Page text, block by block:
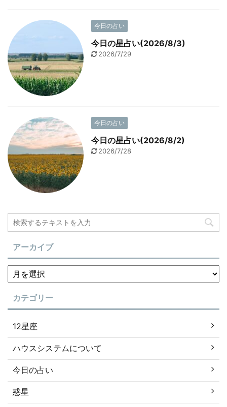
今日の占い
今日の星占い(2026/8/3)
2026/7/29
今日の占い
今日の星占い(2026/8/2)
2026/7/28
アーカイブ
カテゴリー
12星座
ハウスシステムについて
今日の占い
惑星